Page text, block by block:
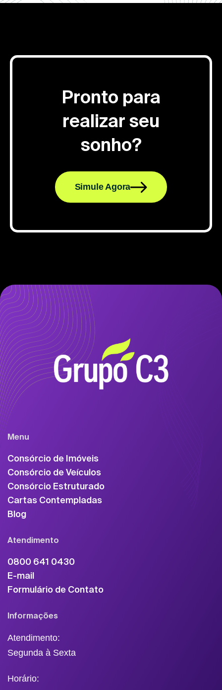
Pronto para
realizar seu
sonho?
Simule Agora
Menu
Consórcio de Imóveis
Consórcio de Veículos
Consórcio Estruturado
Cartas Contempladas
Blog
Atendimento
0800 641 0430
E-mail
Formulário de Contato
Informações
Atendimento:
Segunda à Sexta
Horário: